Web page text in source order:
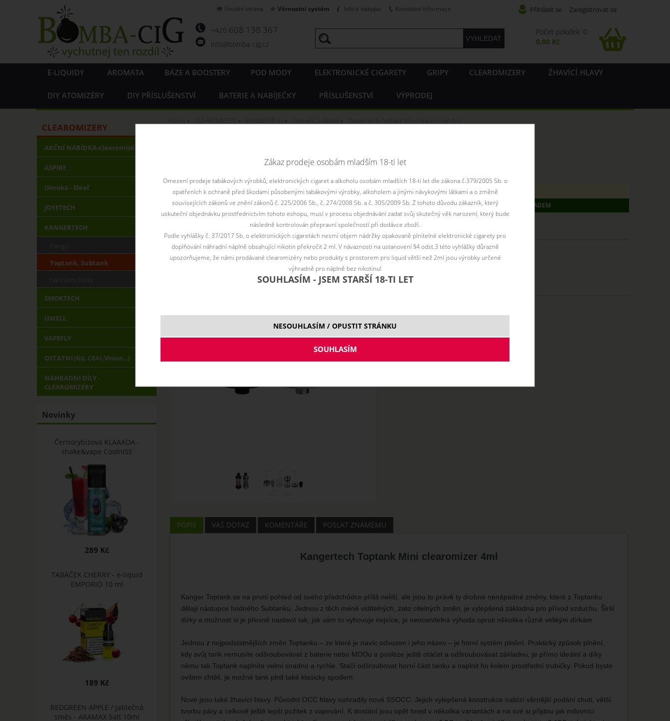
+420 608 138 367
info@bomba-cig.cz
E-LIQUIDY AROMATA BÁZE A BOOSTERY POD MODY ELEKTRONICKÉ CIGARETY GRIPY CLEAROMIZERY ŽHAVÍCÍ HLAVY
DIY ATOMIZÉRY DIY PŘÍSLUŠENSTVÍ BATERIE A NABÍJEČKY PŘÍSLUŠENSTVÍ VÝPRODEJ
Přihlásit se Zaregistrovat se
Počet položek: 0
0,00 Kč
Úvodní strana Věrnostní systém Info k nákupu Kontaktní informace
Kangertech Toptank Mini clearomizer 4ml
Toto zboží je prodejné pouze osobám starším 18ti let.
ZBOŽÍ JIŽ NENÍ SKLADEM
Sleva celkem:10 %
Původní cena s DPH:
0,5 ohm
POPIS VÁŠ DOTAZ KOMENTÁŘE POSLAT ZNÁMÉMU
Kangertech Toptank Mini clearomizer 4ml
Kanger Toptank se na první pohled od svého předchůdce příliš neliší, ale jsou to právě ty drobné nenápadné změny, které z Toptanku
dělají nástupce hodného Subtanku. Jednou z těch méně viditelných, zato citelných změn, je vylepšená základna pro přívod vzduchu. Širší
dírky a možnost si je přesně nastavit tak, jak vám to vyhovuje nejvíce, je neocenitelná výhoda oproti několika různě velikým dírkám.
Jednou z nejpodstatnějších změn Toptanku – ze které je navíc odvozen i jeho název – je horní systém plnění. Praktický způsob plnění,
kdy svůj tank nemusíte odšroubovávat z baterie nebo MODu a posléze ještě otáčet a odšroubovávat základnu, je přímo ideální a díky
němu tak Toptank naplníte velmi snadno a rychle. Stačí odšroubovat horní část tanku a naplnit ho kolem prostřední trubičky. Pokud byste
ovšem chtěli, je možné tank plnit také klasicky spodem.
Nové jsou také žhavící hlavy. Původní OCC hlavy nahradily nové SSOCC. Jejich vylepšená konstrukce nabízí věrnější podání chuti, větší
tvorbu páry a celkově ještě lepší požitek z vapování. K dostání jsou opět hned v několika variantách a na své si přijdou jak milovníci
CLEAROMIZERY
AKČNÍ NABÍDKA-clearomizéry
ASPIRE
iSmoka - Eleaf
JOYETECH
KANGERTECH
Pangu
Toptank, Subtank
SMOKTECH
UWELL
VAPEFLY
OSTATNÍ (GS, CE4+,Vision..)
NÁHRADNÍ DÍLY -
CLEAROMIZÉRY
Novinky
Černorybízová KLAAADA -
shake&vape CoolniSE
289 Kč
TABÁČEK CHERRY - e-liquid
EMPORIO 10 ml
189 Kč
REDGREEN APPLE / Jablečná
směs - ARAMAX Salt 10ml
Zákaz prodeje osobám mladším 18-ti let
Omezení prodeje tabákových výrobků, elektronických cigaret a alkoholu osobám mladších 18-ti let dle zákona č.379/2005 Sb. o
opatřeních k ochraně před škodami působenými tabákovými výrobky, alkoholem a jinými návykovými látkami a o změně
souvisejících zákonů ve znění zákonů č. 225/2006 Sb., č. 274/2008 Sb. a č. 305/2009 Sb. Z tohoto důvodu zákazník, který
uskuteční objednávku prostřednictvím tohoto eshopu, musí v procesu objednávání zadat svůj skutečný věk narození, který bude
následně kontrolován přepravní společností při dodávce zboží.
Podle vyhlášky č. 37/2017 Sb. o elektronických cigaretách nesmí objem nádržky opakovaně plnitelné elektronické cigarety pro
doplňování náhradní náplně obsahující nikotin překročit 2 ml. V návaznosti na ustanovení §4 odst.3 této vyhlášky důrazně
upozorňujeme, že námi prodávané clearomizéry nebo produkty s prostorem pro liquid větší než 2ml jsou výrobky určené
výhradně pro náplně bez nikotinu!
SOUHLASÍM - JSEM STARŠÍ 18-TI LET
NESOUHLASÍM / OPUSTIT STRÁNKU